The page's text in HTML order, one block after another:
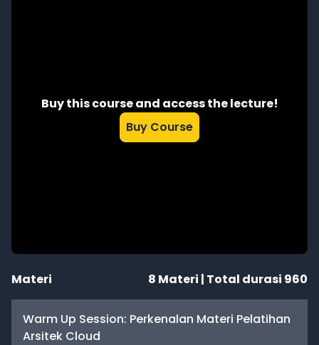
Buy this course and access the lecture!
Buy Course
Materi 8 Materi | Total durasi 960
Warm Up Session: Perkenalan Materi Pelatihan
Arsitek Cloud